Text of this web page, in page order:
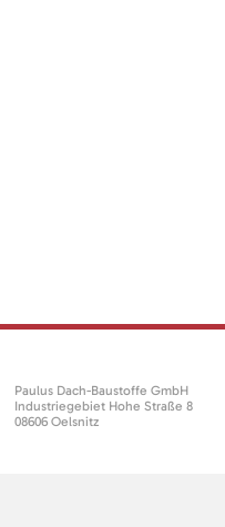
Paulus Dach-Baustoffe GmbH
Industriegebiet Hohe Straße 8
08606 Oelsnitz